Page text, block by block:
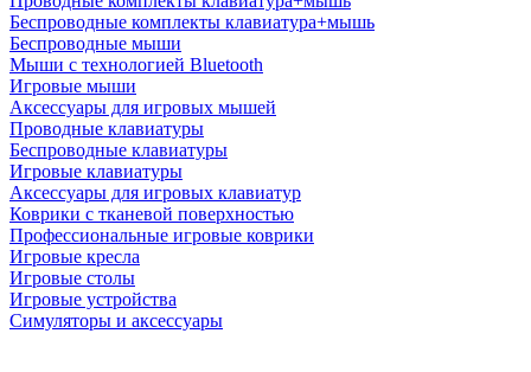
Беспроводные комплекты клавиатура+мышь
Беспроводные мыши
Мыши с технологией Bluetooth
Игровые мыши
Аксессуары для игровых мышей
Проводные клавиатуры
Беспроводные клавиатуры
Игровые клавиатуры
Аксессуары для игровых клавиатур
Коврики с тканевой поверхностью
Профессиональные игровые коврики
Игровые кресла
Игровые столы
Игровые устройства
Симуляторы и аксессуары